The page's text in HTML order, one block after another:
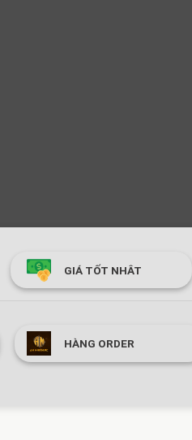
GIÁ TỐT NHÂT
HÀNG ORDER